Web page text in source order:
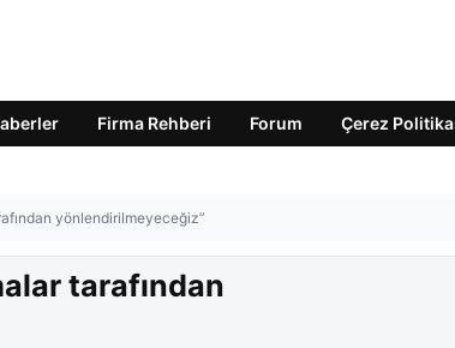
Firma Rehberi Forum Çerez
yönlendirilmeyeceğiz”
tarafından